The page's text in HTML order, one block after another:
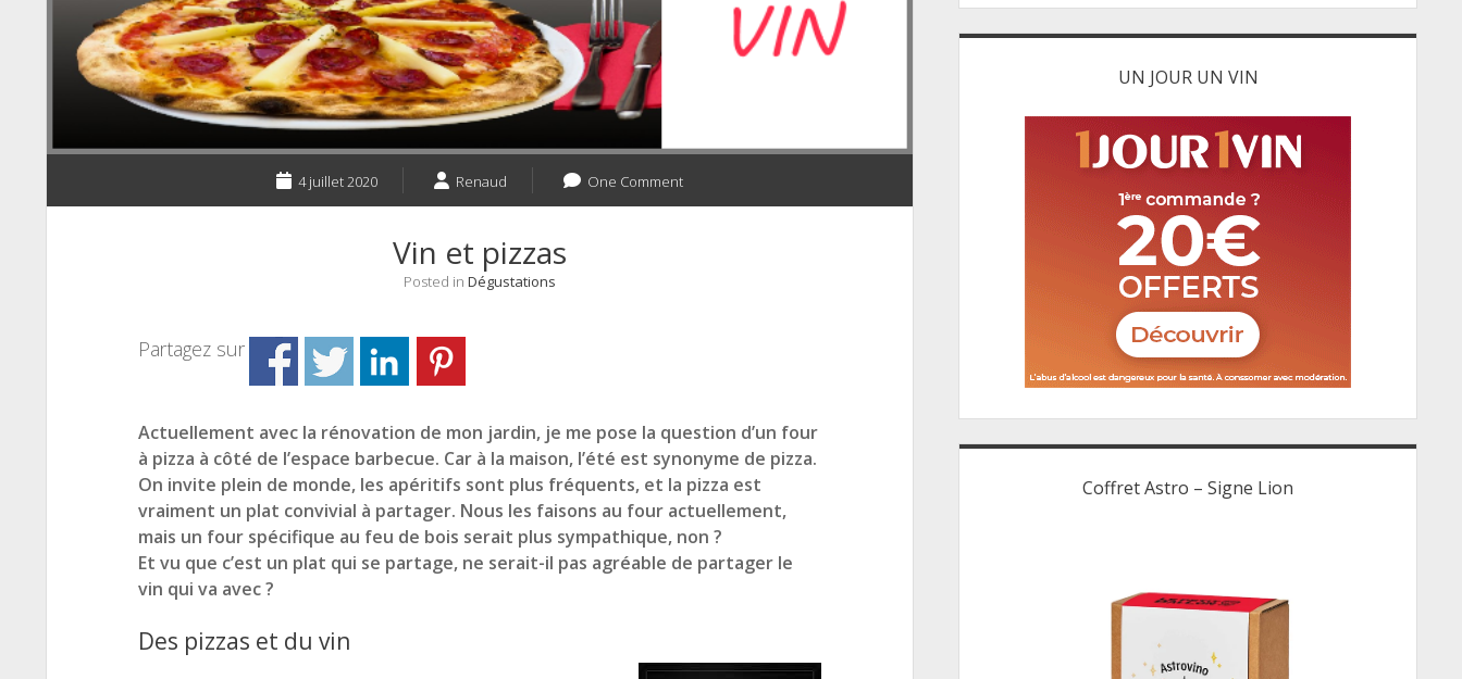
4 juillet 2020 Renaud One Comment
Vin et pizzas
Posted in Dégustations
Partagez sur
Actuellement avec la rénovation de mon jardin, je me pose la question d’un four
à pizza à côté de l’espace barbecue. Car à la maison, l’été est synonyme de pizza.
On invite plein de monde, les apéritifs sont plus fréquents, et la pizza est
vraiment un plat convivial à partager. Nous les faisons au four actuellement,
mais un four spécifique au feu de bois serait plus sympathique, non ?
Et vu que c’est un plat qui se partage, ne serait-il pas agréable de partager le
vin qui va avec ?
Des pizzas et du vin
UN JOUR UN VIN
Coffret Astro – Signe Lion